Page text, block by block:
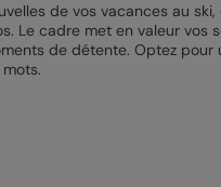
de vos vacances au
Le cadre met en valeur vos
de détente. Optez